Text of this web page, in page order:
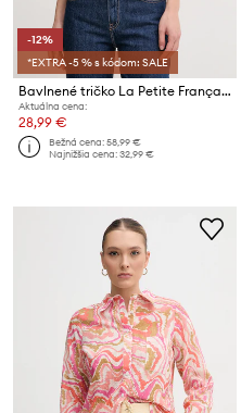
-12%
*EXTRA -5 % s kódom: SALE
Bavlnené tričko La Petite Française TYFANY
Aktuálna cena:
28,99 €
Bežná cena:58,99 €
Najnižšia cena:32,99 €